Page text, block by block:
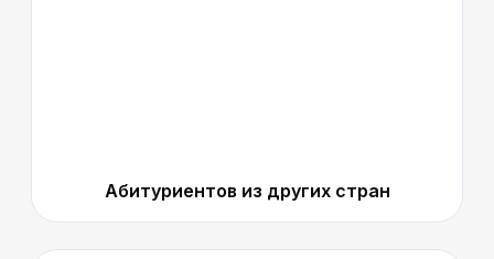
Абитуриентов из других стран